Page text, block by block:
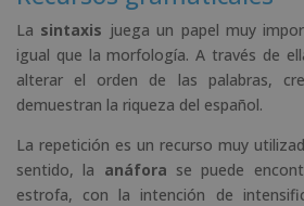
La sintaxis juega un papel muy
igual que la morfología. A través de
alterar el orden de las palabras,
demuestran la riqueza del español.
La repetición es un recurso muy
sentido, la anáfora se puede
estrofa, con la intención de